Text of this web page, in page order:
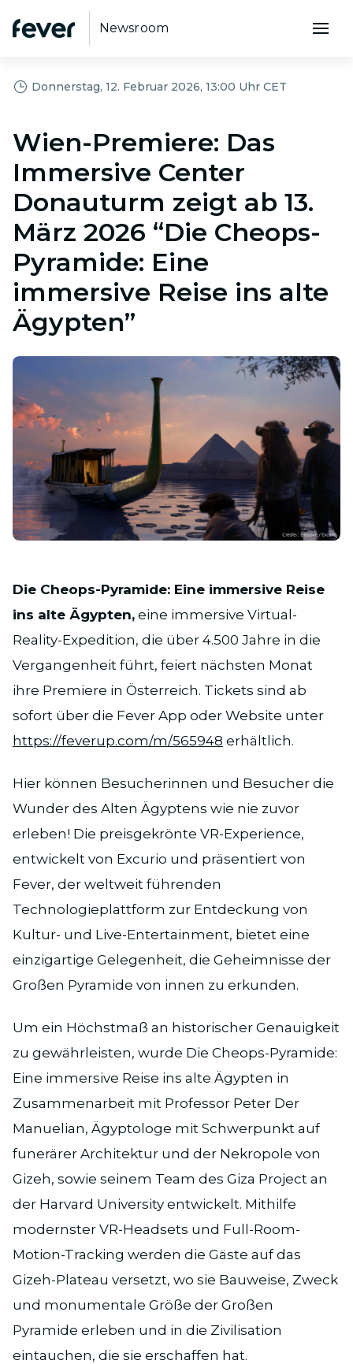
Newsroom
Donnerstag, 12. Februar 2026, 13:00 Uhr CET
Wien-Premiere: Das
Immersive Center
Donauturm zeigt ab 13.
März 2026 “Die Cheops-
Pyramide: Eine
immersive Reise ins alte
Ägypten”
JPG
Die Cheops-Pyramide: Eine immersive Reise
ins alte Ägypten, eine immersive Virtual-
Reality-Expedition, die über 4.500 Jahre in die
Vergangenheit führt, feiert nächsten Monat
ihre Premiere in Österreich. Tickets sind ab
sofort über die Fever App oder Website unter
https://feverup.com/m/565948 erhältlich.
Hier können Besucherinnen und Besucher die
Wunder des Alten Ägyptens wie nie zuvor
erleben! Die preisgekrönte VR-Experience,
entwickelt von Excurio und präsentiert von
Fever, der weltweit führenden
Technologieplattform zur Entdeckung von
Kultur- und Live-Entertainment, bietet eine
einzigartige Gelegenheit, die Geheimnisse der
Großen Pyramide von innen zu erkunden.
Um ein Höchstmaß an historischer Genauigkeit
zu gewährleisten, wurde Die Cheops-Pyramide:
Eine immersive Reise ins alte Ägypten in
Zusammenarbeit mit Professor Peter Der
Manuelian, Ägyptologe mit Schwerpunkt auf
funerärer Architektur und der Nekropole von
Gizeh, sowie seinem Team des Giza Project an
der Harvard University entwickelt. Mithilfe
modernster VR-Headsets und Full-Room-
Motion-Tracking werden die Gäste auf das
Gizeh-Plateau versetzt, wo sie Bauweise, Zweck
und monumentale Größe der Großen
Pyramide erleben und in die Zivilisation
eintauchen, die sie erschaffen hat.